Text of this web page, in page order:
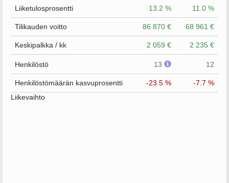
Liiketulosprosentti 13.2 % 11.0 %
Tilikauden voitto 86 870 € 68 961 €
Keskipalkka / kk 2 059 € 2 235 €
Henkilöstö 13 12
Henkilöstömäärän kasvuprosentti -23.5 %
-7.7 %
Liikevaihto